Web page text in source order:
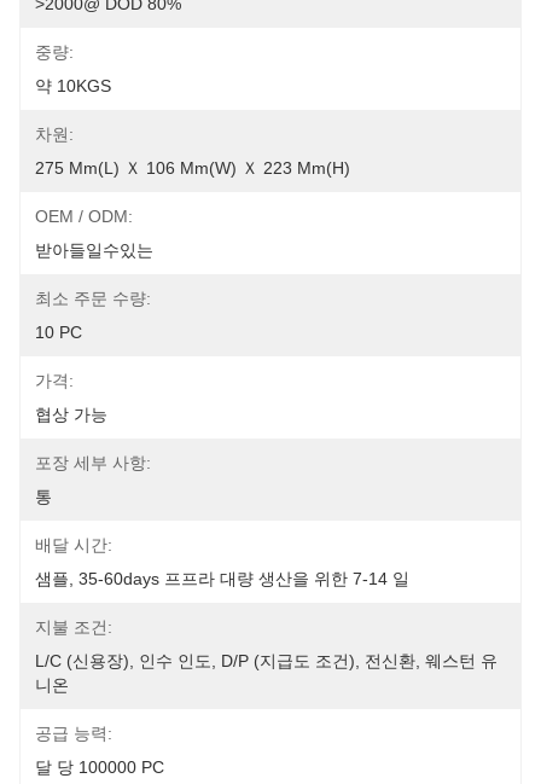
중량:
약 10KGS
차원:
275 Mm(L) Ｘ 106 Mm(W) Ｘ 223 Mm(H)
OEM / ODM:
받아들일수있는
최소 주문 수량:
10 PC
가격:
협상 가능
포장 세부 사항:
통
배달 시간:
샘플, 35-60days 프프라 대량 생산을 위한 7-14 일
지불 조건:
L/C (신용장), 인수 인도, D/P (지급도 조건), 전신환, 웨스턴 유
니온
공급 능력:
달 당 100000 PC